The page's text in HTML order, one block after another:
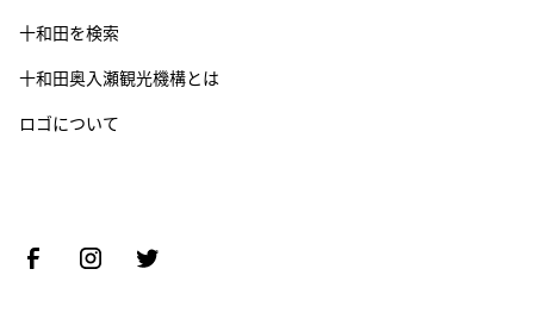
十和田を検索
十和田奥入瀬観光機構とは
ロゴについて